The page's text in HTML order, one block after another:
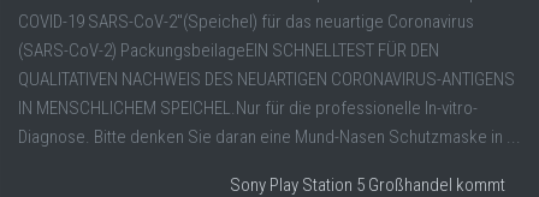
COVID-19 SARS-CoV-2"(Speichel) für das neuartige Coronavirus
(SARS-CoV-2) PackungsbeilageEIN SCHNELLTEST FÜR DEN
QUALITATIVEN NACHWEIS DES NEUARTIGEN CORONAVIRUS-ANTIGENS
IN MENSCHLICHEM SPEICHEL.Nur für die professionelle In-vitro-
Diagnose. Bitte denken Sie daran eine Mund-Nasen Schutzmaske in ...
Sony Play Station 5 Großhandel kommt